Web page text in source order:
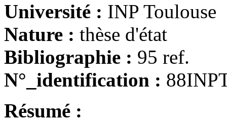
Université : INP Toulouse
Nature : thèse d'état
Bibliographie : 95 ref.
N°_identification :
Résumé :